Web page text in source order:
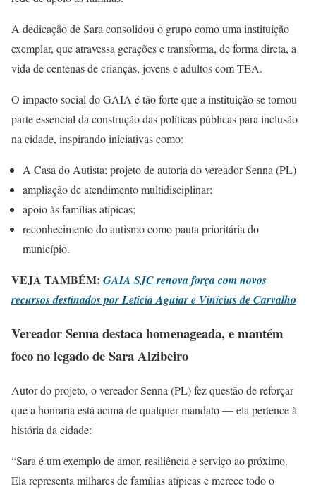
A dedicação de Sara consolidou o grupo como uma instituição
exemplar, que atravessa gerações e transforma, de forma direta, a
vida de centenas de crianças, jovens e adultos com TEA.
O impacto social do GAIA é tão forte que a instituição se tornou
parte essencial da construção das políticas públicas para inclusão
na cidade, inspirando iniciativas como:
A Casa do Autista; projeto de autoria do vereador Senna (PL)
ampliação de atendimento multidisciplinar;
apoio às famílias atípicas;
reconhecimento do autismo como pauta prioritária do
município.
VEJA TAMBÉM: GAIA SJC renova força com novos
recursos destinados por Leticia Aguiar e Vinícius de Carvalho
Vereador Senna destaca homenageada, e mantém
foco no legado de Sara Alzibeiro
Autor do projeto, o vereador Senna (PL) fez questão de reforçar
que a honraria está acima de qualquer mandato — ela pertence à
história da cidade:
“Sara é um exemplo de amor, resiliência e serviço ao próximo.
Ela representa milhares de famílias atípicas e merece todo o